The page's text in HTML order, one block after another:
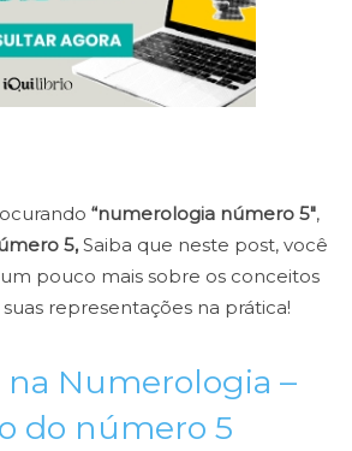
“numerologia número 5″,
5,Saiba que neste post, você
pouco mais sobre os conceitos
representações na prática!
Numerologia –
do número 5